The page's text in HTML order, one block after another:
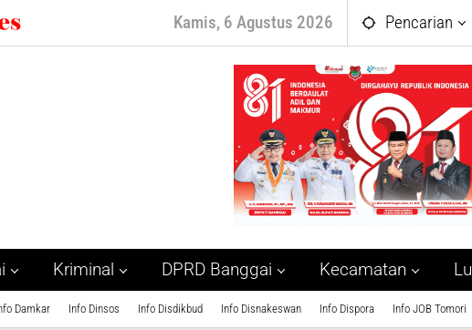
Kamis, 6 Agustus 2026 Pencarian
Kriminal DPRD Banggai Kecamatan
Damkar Info Dinsos Info Disdikbud Info Disnakeswan Info Dispora Info JOB Tomori